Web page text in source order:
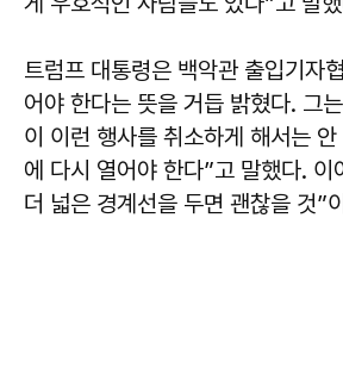
트럼프 대통령은 백악관 출입기자
어야 한다는 뜻을 거듭 밝혔다. 그
이 이런 행사를 취소하게 해서는
에 다시 열어야 한다”고 말했다. 이
더 넓은 경계선을 두면 괜찮을 것”